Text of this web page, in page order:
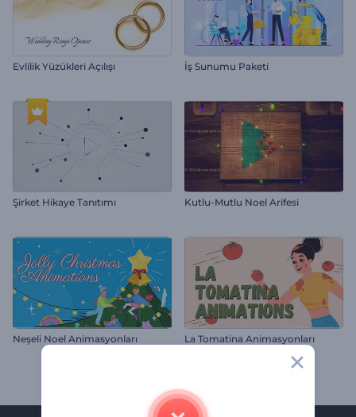
Evlilik Yüzükleri Açılışı İş Sunumu Paketi
Şirket Hikaye Tanıtımı Kutlu-Mutlu Noel Arifesi
Neşeli Noel Animasyonları La Tomatina Animasyonları